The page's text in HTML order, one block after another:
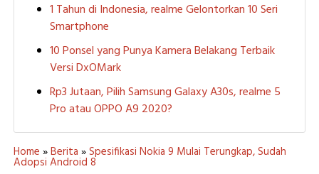
1 Tahun di Indonesia, realme Gelontorkan 10 Seri
Smartphone
10 Ponsel yang Punya Kamera Belakang Terbaik
Versi DxOMark
Rp3 Jutaan, Pilih Samsung Galaxy A30s, realme 5
Pro atau OPPO A9 2020?
Home »Berita »Spesifikasi Nokia 9 Mulai Terungkap, Sudah
Adopsi Android 8